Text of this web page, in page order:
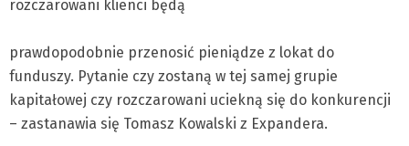
rozczarowani klienci będą
prawdopodobnie przenosić pieniądze z lokat do
funduszy. Pytanie czy zostaną w tej samej grupie
kapitałowej czy rozczarowani uciekną się do konkurencji
– zastanawia się Tomasz Kowalski z Expandera.